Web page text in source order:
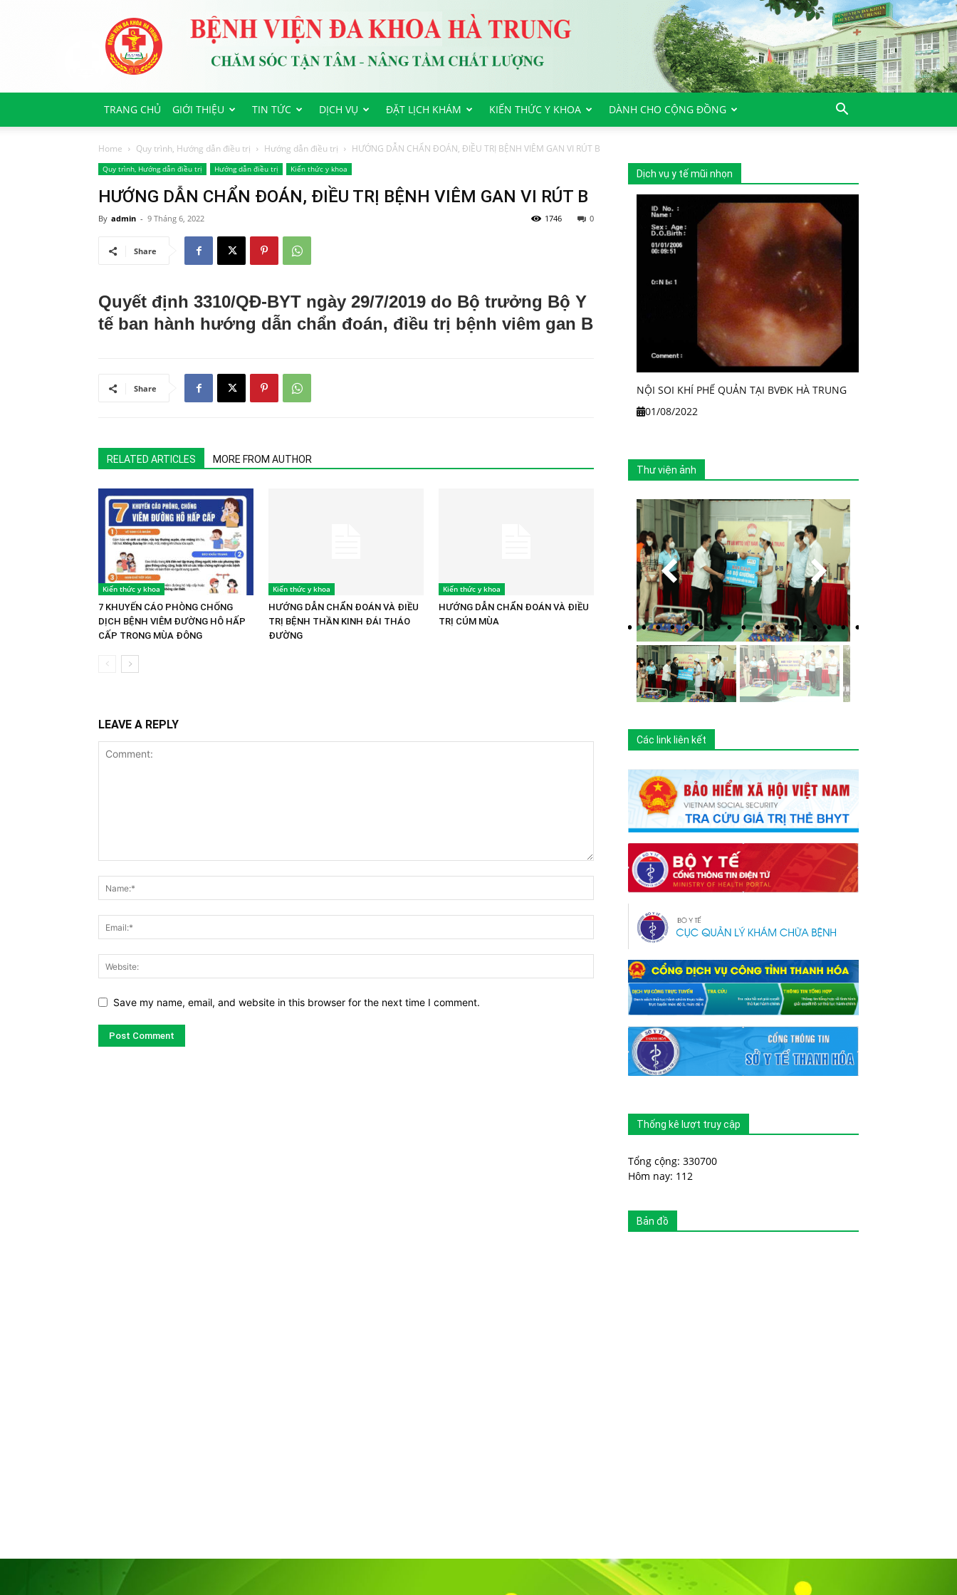
Bệnh
viện
Đa
Khoa
Trung
TRANG CHỦ
GIỚI THIỆU TIN TỨC DỊCH VỤ ĐẶT LỊCH KHÁM KIẾN THỨC Y KHOA DÀNH CHO CỘNG ĐỒNG
Home Quy trình, Hướng dẫn điều trị Hướng dẫn điều trị HƯỚNG DẪN CHẨN ĐOÁN, ĐIỀU TRỊ BỆNH VIÊM GAN VI RÚT B
Quy trình, Hướng dẫn điều trị Hướng dẫn điều trị Kiến thức y khoa
HƯỚNG DẪN CHẨN ĐOÁN, ĐIỀU TRỊ BỆNH VIÊM GAN VI RÚT B
By admin - 9 Tháng 6, 2022 0
1746
Share
Quyết định 3310/QĐ-BYT ngày 29/7/2019 do Bộ trưởng Bộ Y
tế ban hành hướng dẫn chẩn đoán, điều trị bệnh viêm gan B
Share
RELATED ARTICLES MORE FROM AUTHOR
Kiến thức y khoa
7 KHUYẾN CÁO PHÒNG CHỐNG
DỊCH BỆNH VIÊM ĐƯỜNG HÔ HẤP
CẤP TRONG MÙA ĐÔNG
Kiến thức y khoa
HƯỚNG DẪN CHẨN ĐOÁN VÀ ĐIỀU
TRỊ BỆNH THẦN KINH ĐÁI THÁO
ĐƯỜNG
Kiến thức y khoa
HƯỚNG DẪN CHẨN ĐOÁN VÀ ĐIỀU
TRỊ CÚM MÙA
LEAVE A REPLY
Save my name, email, and website in this browser for the next time I comment.
Dịch vụ y tế mũi nhọn
NỘI SOI KHÍ PHẾ QUẢN TẠI BVĐK HÀ TRUNG
01/08/2022
Thư viện ảnh
Các link liên kết
Thống kê lượt truy cập
Tổng cộng: 330700
Hôm nay: 112
Bản đồ